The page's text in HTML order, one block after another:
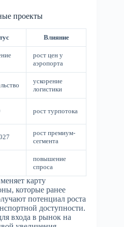
проекты
Влияние
рост цен у
аэропорта
ускорение
логистики
рост турпотока
рост премиум-
сегмента
повышение
спроса
карту
которые ранее
потенциал роста
доступности.
входа в рынок на